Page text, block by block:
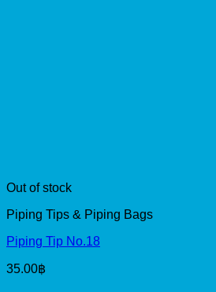
Out of stock
Piping Tips & Piping Bags
Piping Tip No.18
35.00฿